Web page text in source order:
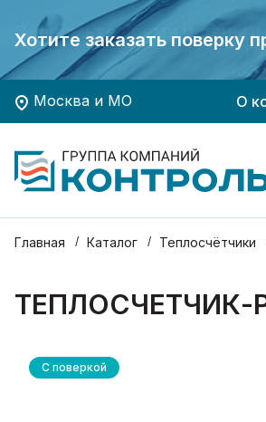
Экономьте время и
Хотите заказать поверку
Экономьте время и
Хотите заказать поверку
Москва и МО О
Главная Каталог Теплосчётчики
ТЕПЛОСЧЕТЧИК-
С поверкой